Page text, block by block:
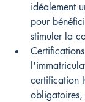
idéalement
pour
stimuler la
certification